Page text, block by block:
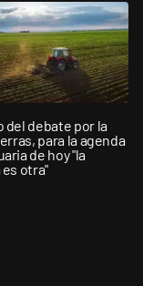
del debate por la
para la agenda
de hoy "la
otra"